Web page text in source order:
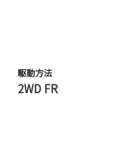
駆動方法
2WD FR